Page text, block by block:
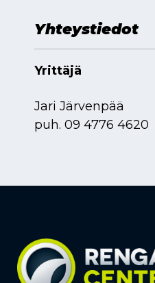
Yhteystiedot
Yrittäjä
Jari Järvenpää
puh. 09 4776 4620